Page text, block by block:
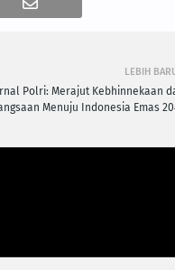
LEBIH
Polri: Merajut Kebhinnekaan
Menuju Indonesia Emas